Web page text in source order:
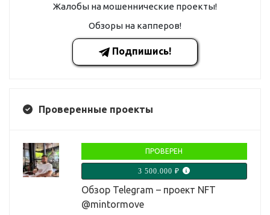
Жалобы на мошеннические проекты!
Обзоры на капперов!
Подпишись!
Проверенные проекты
ПРОВЕРЕН
3 500.000 ₽
Обзор Telegram – проект NFT
@mintormove